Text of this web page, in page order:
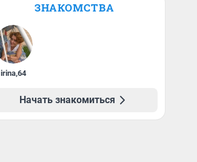
ЗНАКОМСТВА
irina,64
Начать знакомиться